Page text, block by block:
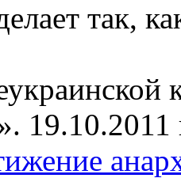
так,
19.10.2011